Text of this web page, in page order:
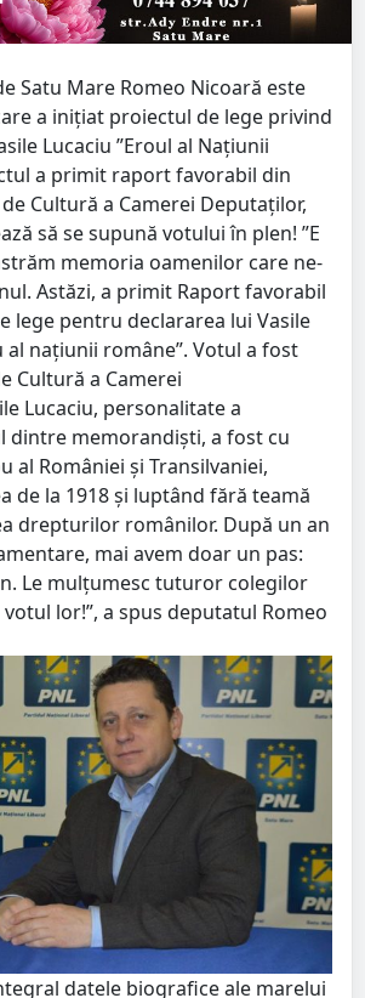
Satu Mare Romeo Nicoară este
a inițiat proiectul de lege privind
Lucaciu ”Eroul al Națiunii
a primit raport favorabil din
Cultură a Camerei Deputaților,
să se supună votului în plen! ”E
memoria oamenilor care ne-
Astăzi, a primit Raport favorabil
lege pentru declararea lui Vasile
al națiunii române”. Votul a fost
Cultură a Camerei
Lucaciu, personalitate a
dintre memorandiști, a fost cu
al României și Transilvaniei,
de la 1918 și luptând fără teamă
drepturilor românilor. După un an
mai avem doar un pas:
Le mulțumesc tuturor colegilor
lor!”, a spus deputatul Romeo
datele biografice ale marelui